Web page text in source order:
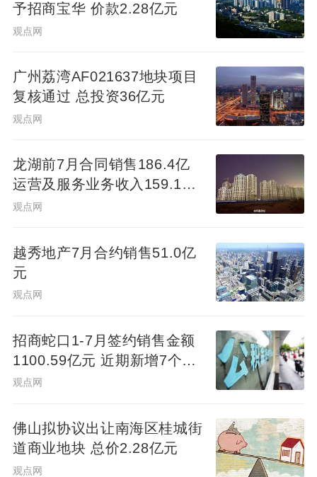
予招商宝华 价款2.28亿元
观点网
广州荔湾AF021637地块项目
复核通过 总投资36亿元
观点网
龙湖前7月合同销售186.4亿
运营及服务业务收入159.1亿
元
观点网
越秀地产7月合约销售51.0亿
元
观点网
招商蛇口1-7月签约销售金额
1100.59亿元 近期新增7个项
目
观点网
佛山拟协议出让南海区桂城街
道商业地块 总价2.28亿元
观点网